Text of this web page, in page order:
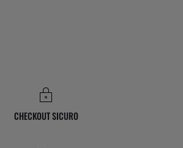
CHECKOUT SICURO